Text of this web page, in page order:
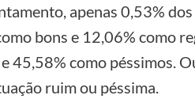
apenas 0,53%
bons e 12,06% como
45,58% como péssimos.
ruim ou péssima.